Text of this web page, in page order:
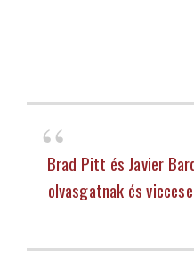
Brad Pitt és Javier
olvasgatnak és